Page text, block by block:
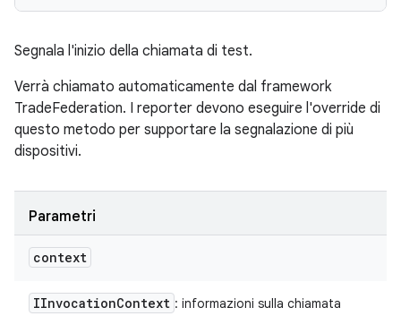
Segnala l'inizio della chiamata di test.
Verrà chiamato automaticamente dal framework
TradeFederation. I reporter devono eseguire l'override di
questo metodo per supportare la segnalazione di più
dispositivi.
Parametri
context
IInvocationContext : informazioni sulla chiamata